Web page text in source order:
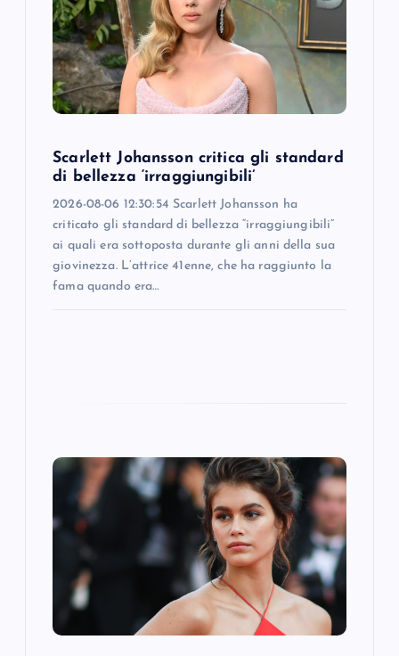
Scarlett Johansson critica gli standard
di bellezza ‘irraggiungibili’
2026-08-06 12:30:54 Scarlett Johansson ha
criticato gli standard di bellezza “irraggiungibili”
ai quali era sottoposta durante gli anni della sua
giovinezza. L’attrice 41enne, che ha raggiunto la
fama quando era…